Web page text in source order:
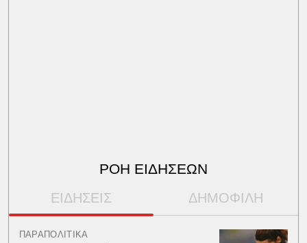
ΡΟΗ ΕΙΔΗΣΕΩΝ
ΕΙΔΗΣΕΙΣ ΔΗΜΟΦΙΛΗ
ΠΑΡΑΠΟΛΙΤΙΚΑ